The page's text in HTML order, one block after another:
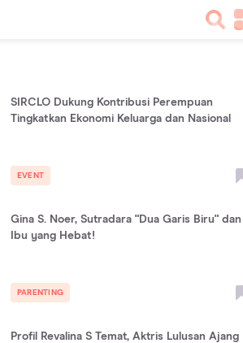
SIRCLO Dukung Kontribusi Perempuan
Tingkatkan Ekonomi Keluarga dan Nasional
EVENT
Gina S. Noer, Sutradara "Dua Garis Biru" dan
Ibu yang Hebat!
PARENTING
Profil Revalina S Temat, Aktris Lulusan Ajang